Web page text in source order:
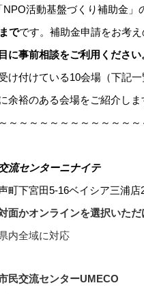
NPO活動基盤づくり補助金」
でです。補助金申請をお考
に事前相談をご利用ください
け付けている10会場（下記一
余裕のある会場をご紹介しま
～～～～～～～～～～～～
流センターニナイテ
町下宮田5-16ベイシア三浦店2
面かオンラインを選択いただ
内全域に対応
民交流センターUMECO